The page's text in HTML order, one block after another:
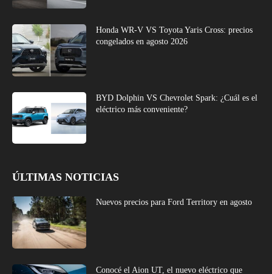
Honda WR-V VS Toyota Yaris Cross: precios
congelados en agosto 2026
BYD Dolphin VS Chevrolet Spark: ¿Cuál es el
eléctrico más conveniente?
ÚLTIMAS NOTICIAS
Nuevos precios para Ford Territory en agosto
Conocé el Aion UT, el nuevo eléctrico que